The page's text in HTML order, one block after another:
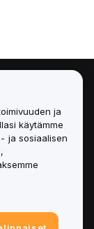
ja
käytämme
ja sosiaalisen